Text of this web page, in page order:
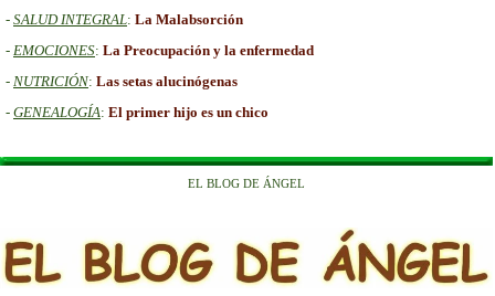
- SALUD INTEGRAL: La Malabsorción
- EMOCIONES: La Preocupación y la enfermedad
- NUTRICIÓN: Las setas alucinógenas
- GENEALOGÍA: El primer hijo es un chico
EL BLOG DE ÁNGEL